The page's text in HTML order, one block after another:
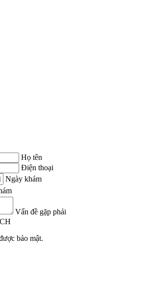
Họ tên
Điện thoại
Ngày khám
Vấn đề gặp phải
bảo mật.